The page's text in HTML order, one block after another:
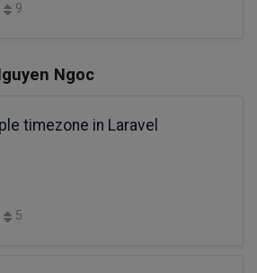
9
Ngoc
timezone in Laravel
5